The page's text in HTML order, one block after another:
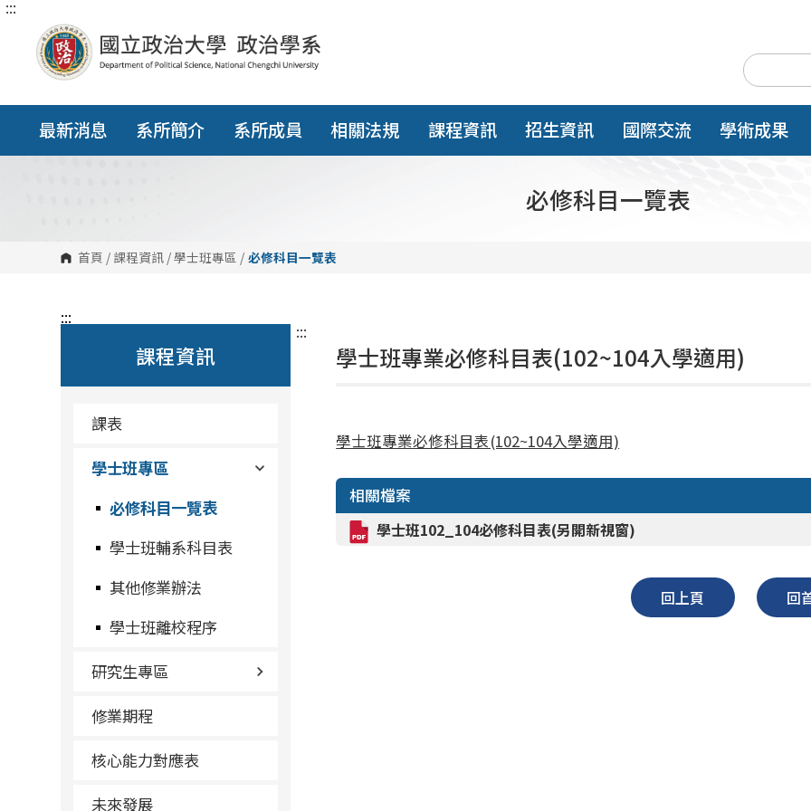
跳
塊
:::
最新消息 系所簡介 系所成員 相關法規 課程資訊 招生資訊 國際交流 學術成果
必修科目一覽表
首頁 / 課程資訊 /學士班專區 / 必修科目一覽表
:::
課程資訊
課表
學士班專區
必修科目一覽表
學士班輔系科目表
其他修業辦法
學士班離校程序
研究生專區
修業期程
核心能力對應表
未來發展
:::
學士班專業必修科目表(102~104入學適用)
學士班專業必修科目表(102~104入學適用)
相關檔案
學士班102_104必修科目表(另開新視窗)
回上頁 回